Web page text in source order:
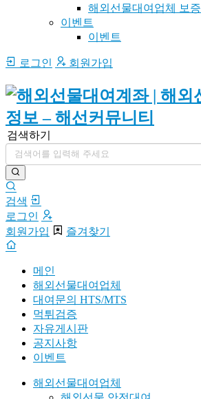
해외선물대여업체 보증
이벤트
이벤트
로그인 회원가입
검색하기
검색
로그인
회원가입
즐겨찾기
메인
해외선물대여업체
대여문의 HTS/MTS
먹튀검증
자유게시판
공지사항
이벤트
해외선물대여업체